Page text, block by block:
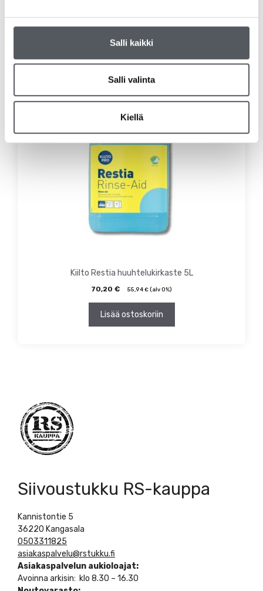
Salli kaikki
Salli valinta
Kiellä
Kiilto Restia huuhtelukirkaste 5L
70,20 € 55,94 € (alv 0%)
Lisää ostoskoriin
Siivoustukku RS-kauppa
Kannistontie 5
36220 Kangasala
0503311825
asiakaspalvelu@rstukku.fi
Asiakaspalvelun aukioloajat:
Avoinna arkisin: klo 8.30 – 16.30